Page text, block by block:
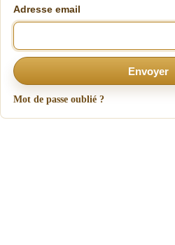
Adresse email
Envoyer
Mot de passe oublié ?